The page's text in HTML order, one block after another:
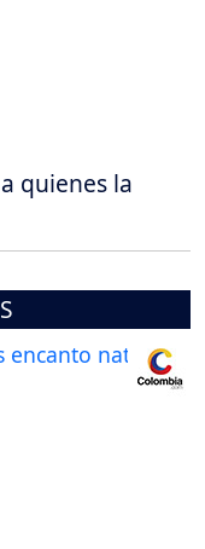
quienes la